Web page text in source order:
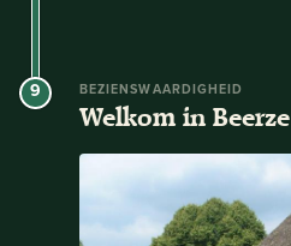
9 BEZIENSWAARDIGHEID
Welkom in Beerze